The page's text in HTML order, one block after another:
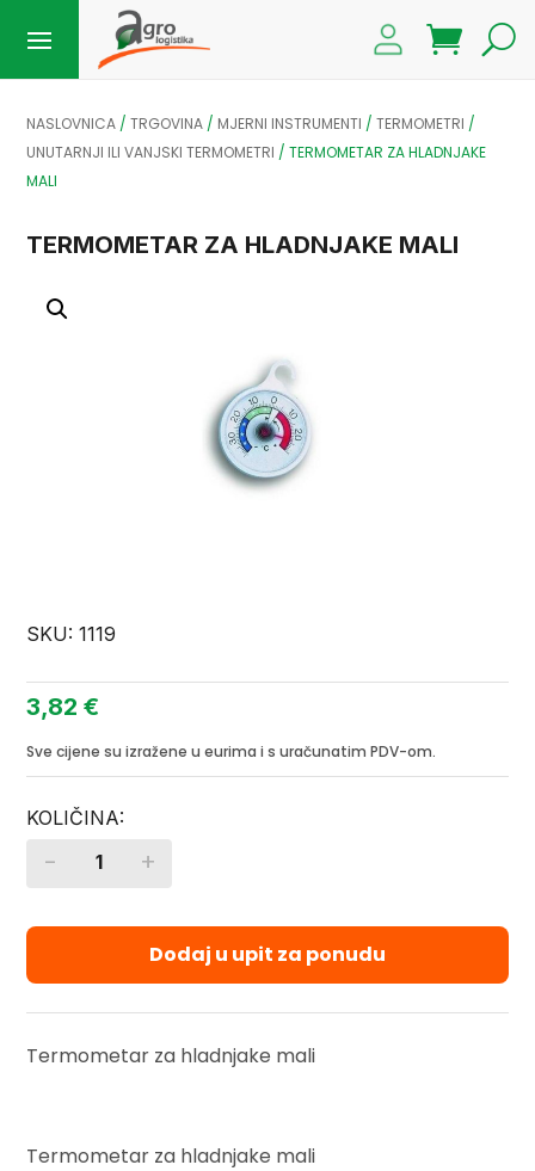
NASLOVNICA /TRGOVINA / MJERNI INSTRUMENTI /TERMOMETRI /
UNUTARNJI ILI VANJSKI TERMOMETRI /TERMOMETAR ZA HLADNJAKE
MALI
TERMOMETAR ZA HLADNJAKE MALI
SKU:1119
3,82€
Sve cijene su izražene u eurima i s uračunatim PDV-om.
Quantity
- +
Dodaj u upit za ponudu
Termometar za hladnjake mali
Termometar za hladnjake mali